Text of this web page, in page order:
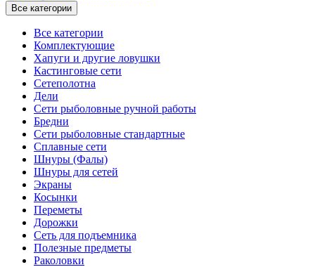
Все категории
Все категории
Комплектующие
Хапуги и другие ловушки
Кастинговые сети
Сетеполотна
Дели
Сети рыболовные ручной работы
Бредни
Сети рыболовные стандартные
Сплавные сети
Шнуры (Фалы)
Шнуры для сетей
Экраны
Косынки
Переметы
Дорожки
Сеть для подъемника
Полезные предметы
Раколовки